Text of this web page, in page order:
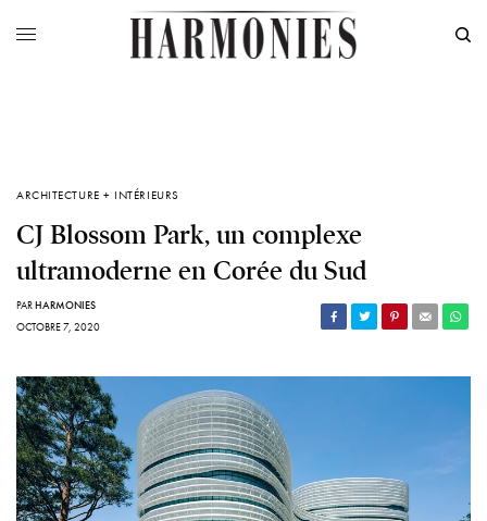
ARCHITECTURE + INTÉRIEURS
CJ Blossom Park, un complexe
ultramoderne en Corée du Sud
PARHARMONIES
OCTOBRE 7, 2020